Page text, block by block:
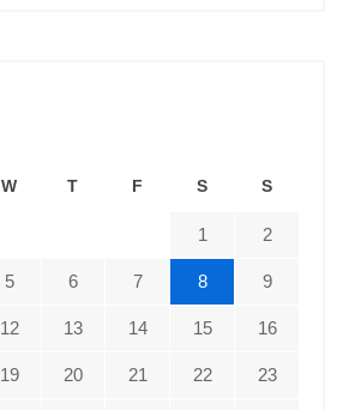
W T F S S
1 2
5 6 7 8 9
12 13 14 15 16
19 20 21 22 23